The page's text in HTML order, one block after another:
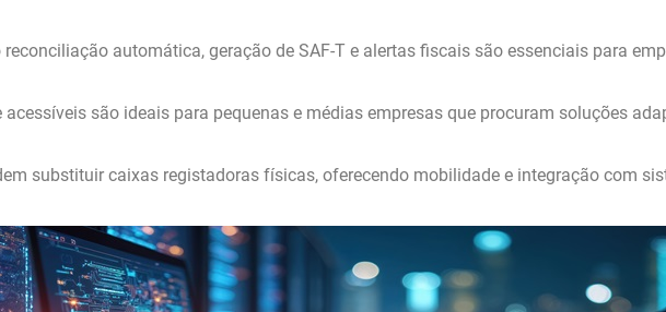
automática, geração de SAF-T e alertas fiscais são essenciais para
são ideais para pequenas e médias empresas que procuram soluções
substituir caixas registadoras físicas, oferecendo mobilidade e integração com